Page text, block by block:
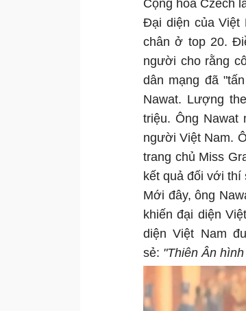
Cộng hòa Czech
Đại diện của Việt
chân ở top 20.
người cho rằng
dân mạng đã
Nawat. Lượng
triệu. Ông Nawat
người Việt Nam.
trang chủ Miss
kết quả đối với thí
Mới đây, ông
khiến đại diện
diện Việt Nam
sẻ: "Thiên Ân